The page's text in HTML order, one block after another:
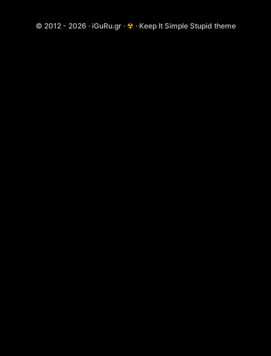
© 2012 - 2026 · iGuRu.gr · ☢ · Keep It Simple Stupid theme